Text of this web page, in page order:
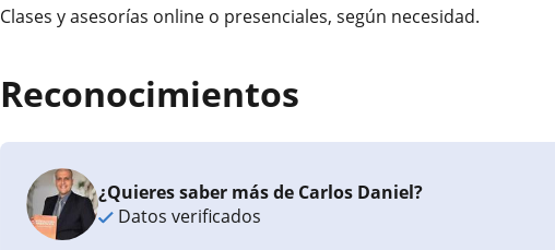
Clases y asesorías online o presenciales, según necesidad.
Reconocimientos
¿Quieres saber más de Carlos Daniel?
Datos verificados